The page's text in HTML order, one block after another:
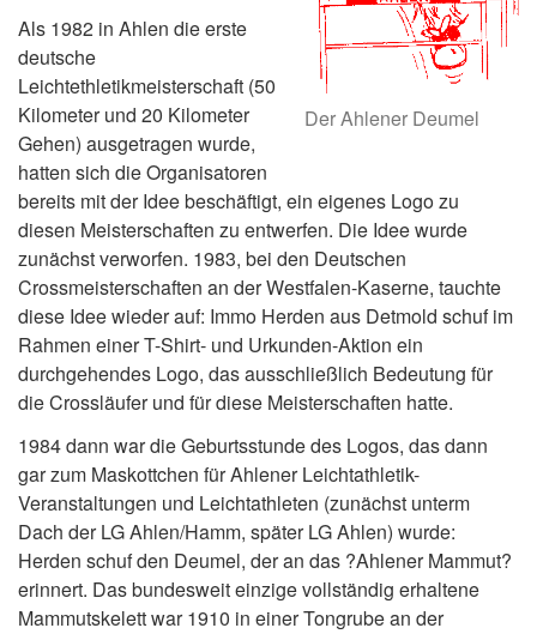
Der Ahlener Deumel
Als 1982 in Ahlen die erste
deutsche
Leichtethletikmeisterschaft (50
Kilometer und 20 Kilometer
Gehen) ausgetragen wurde,
hatten sich die Organisatoren
bereits mit der Idee beschäftigt, ein eigenes Logo zu
diesen Meisterschaften zu entwerfen. Die Idee wurde
zunächst verworfen. 1983, bei den Deutschen
Crossmeisterschaften an der Westfalen-Kaserne, tauchte
diese Idee wieder auf: Immo Herden aus Detmold schuf im
Rahmen einer T-Shirt- und Urkunden-Aktion ein
durchgehendes Logo, das ausschließlich Bedeutung für
die Crossläufer und für diese Meisterschaften hatte.
1984 dann war die Geburtsstunde des Logos, das dann
gar zum Maskottchen für Ahlener Leichtathletik-
Veranstaltungen und Leichtathleten (zunächst unterm
Dach der LG Ahlen/Hamm, später LG Ahlen) wurde:
Herden schuf den Deumel, der an das ?Ahlener Mammut?
erinnert. Das bundesweit einzige vollständig erhaltene
Mammutskelett war 1910 in einer Tongrube an der